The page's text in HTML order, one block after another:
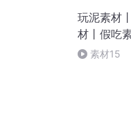
玩泥素材
材丨假吃
素材15